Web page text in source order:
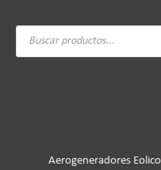
Búsqueda
Aerogeneradores